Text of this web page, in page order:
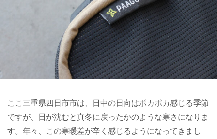
ここ三重県四日市市は、日中の日向はポカポカ感じる季節
ですが、日が沈むと真冬に戻ったかのような寒さになりま
す。年々、この寒暖差が辛く感じるようになってきまし